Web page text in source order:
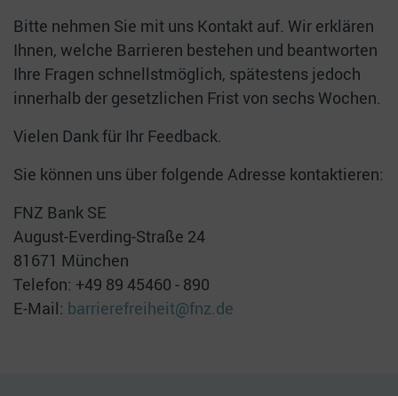
Bitte nehmen Sie mit uns Kontakt auf. Wir erklären
Ihnen, welche Barrieren bestehen und beantworten
Ihre Fragen schnellstmöglich, spätestens jedoch
innerhalb der gesetzlichen Frist von sechs Wochen.
Vielen Dank für Ihr Feedback.
Sie können uns über folgende Adresse kontaktieren:
FNZ Bank SE
August-Everding-Straße 24
81671 München
Telefon: +49 89 45460 - 890
E-Mail: barrierefreiheit@fnz.de